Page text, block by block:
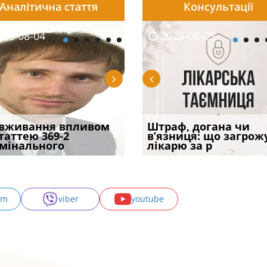
05
військової
за ігн
2026-08-05
Чоловік помер, але
позика залишилася: як
фраза «на
Аналітична стаття
08-04
впливом
369-2
2026-08-04
Переоформлення
відстрочки за іншою
підставою: нов
Консультації
2026-07-23
під час
стану: як діяти
2026-08-05
Штраф, догана чи
в’язниця: що
лікарю за р
2026-07-30
При зарахуванні в
покарання днів
тримання пі
viber youtube